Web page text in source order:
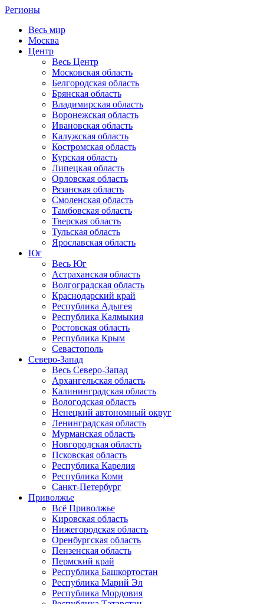
Регионы
Весь мир
Москва
Центр
Весь Центр
Московская область
Белгородская область
Брянская область
Владимирская область
Воронежская область
Ивановская область
Калужская область
Костромская область
Курская область
Липецкая область
Орловская область
Рязанская область
Смоленская область
Тамбовская область
Тверская область
Тульская область
Ярославская область
Юг
Весь Юг
Астраханская область
Волгоградская область
Краснодарский край
Республика Адыгея
Республика Калмыкия
Ростовская область
Республика Крым
Севастополь
Северо-Запад
Весь Северо-Запад
Архангельская область
Калининградская область
Вологодская область
Ненецкий автономный округ
Ленинградская область
Мурманская область
Новгородская область
Псковская область
Республика Карелия
Республика Коми
Санкт-Петербург
Приволжье
Всё Приволжье
Кировская область
Нижегородская область
Оренбургская область
Пензенская область
Пермский край
Республика Башкортостан
Республика Марий Эл
Республика Мордовия